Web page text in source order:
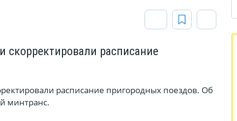
скорректировали расписание
расписание пригородных поездов. Об
минтранс.